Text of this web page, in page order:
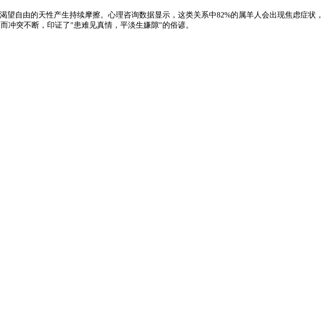
自由的天性产生持续摩擦。心理咨询数据显示，这类关系中82%的属羊人会出现焦虑症状，
冲突不断，印证了"患难见真情，平淡生嫌隙"的俗谚。